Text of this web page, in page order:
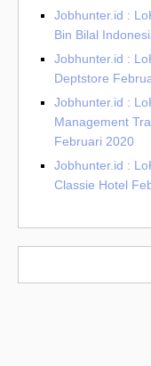
Jobhunter.id :
Bin Bilal
Jobhunter.id :
Deptstore
Jobhunter.id :
Management
Februari 2020
Jobhunter.id :
Classie Hotel